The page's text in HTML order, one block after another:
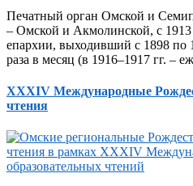
Печатный орган Омской и
– Омской и Акмолинской, с
епархии, выходивший с 1898 по
раза в месяц (в 1916–1917 гг. –
XXXIV Международные
чтения